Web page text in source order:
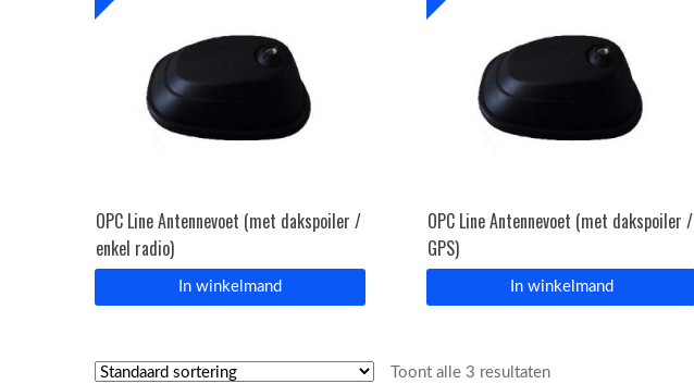
OPC Line Antennevoet (met dakspoiler /
enkel radio)
In winkelmand
OPC Line Antennevoet (met dakspoiler /
GPS)
In winkelmand
Toont alle 3 resultaten